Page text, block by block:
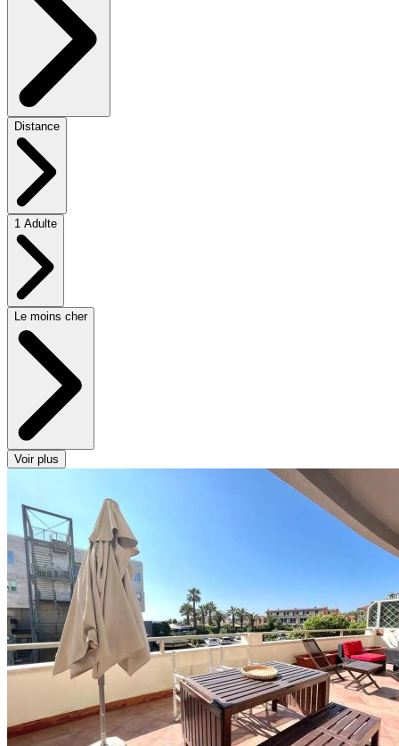
Distance
1 Adulte
Le moins cher
Voir plus